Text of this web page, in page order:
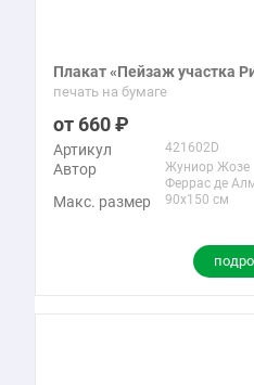
Плакат «Пейзаж участка
печать на бумаге
660
Артикул 421602D
Автор
Жуниор Жозе
Феррас де
Макс. размер 90x150 см